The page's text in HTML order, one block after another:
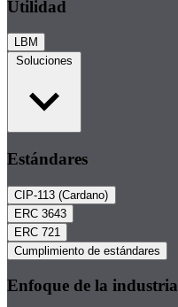
Utilidad
LBM
Soluciones
Estándares
CIP-113 (Cardano)
ERC 3643
ERC 721
Cumplimiento de estándares
Enfoque de la industria